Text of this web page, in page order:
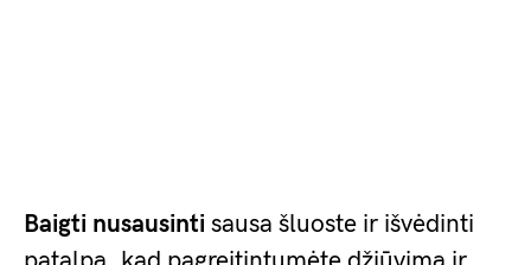
Baigti nusausinti sausa šluoste ir išvėdinti